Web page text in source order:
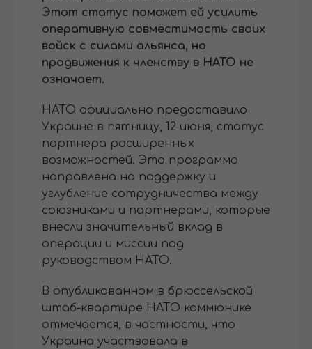
Этот статус поможет ей усилить
оперативную совместимость своих
войск с силами альянса, но
продвижения к членству в НАТО не
означает.
НАТО официально предоставило
Украине в пятницу, 12 июня, статус
партнера расширенных
возможностей. Эта программа
направлена на поддержку и
углубление сотрудничества между
союзниками и партнерами, которые
внесли значительный вклад в
операции и миссии под
руководством НАТО.
В опубликованном в брюссельской
штаб-квартире НАТО коммюнике
отмечается, в частности, что
Украина участвовала в